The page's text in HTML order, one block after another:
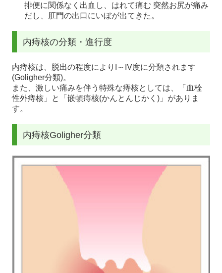
排便に関係なく出血し、はれて痛む 突然お尻が痛み
だし、肛門の出口にいぼが出てきた。
内痔核の分類・進行度
内痔核は、脱出の程度によりI～IV度に分類されます
(Goligher分類)。
また、激しい痛みを伴う特殊な痔核としては、「血栓
性外痔核」と「嵌頓痔核(かんとんじかく)」がありま
す。
内痔核Goligher分類